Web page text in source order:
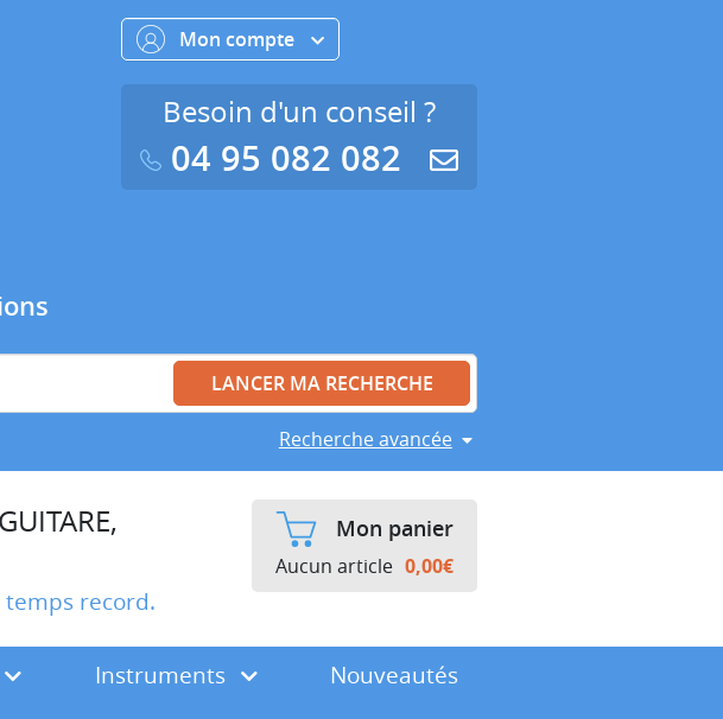
Recherche avancée
Mon compte
Besoin d'un conseil ?
04 95 082 082
record.
Mon panier
Aucun article 0,00€
Instruments
Nouveautés